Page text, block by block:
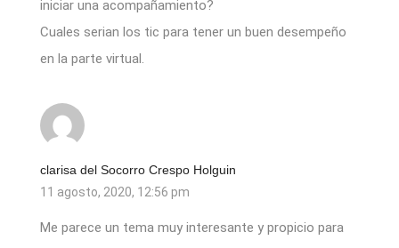
iniciar una acompañamiento?
Cuales serian los tic para tener un buen desempeño
en la parte virtual.
clarisa del Socorro Crespo Holguin
11 agosto, 2020, 12:56 pm
Me parece un tema muy interesante y propicio para